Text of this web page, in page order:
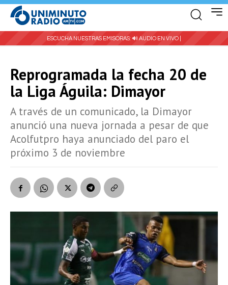
ESCUCHA NUESTRAS EMISORAS: 🔊 AUDIO EN VIVO |
Reprogramada la fecha 20 de
la Liga Águila: Dimayor
A través de un comunicado, la Dimayor
anunció una nueva jornada a pesar de que
Acolfutpro haya anunciado del paro el
próximo 3 de noviembre